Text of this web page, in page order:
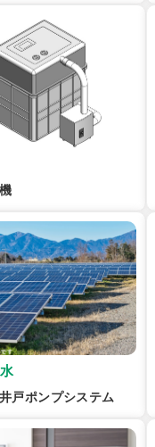
戸ポンプシステム